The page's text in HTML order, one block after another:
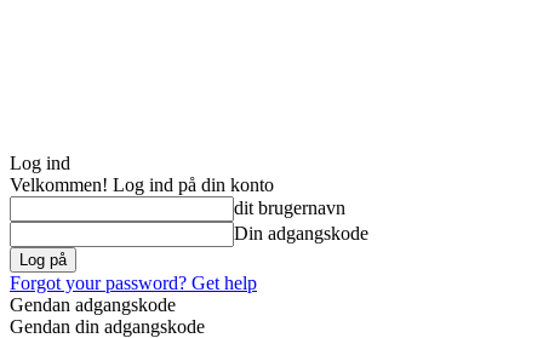
Log ind
Velkommen! Log ind på din konto
dit brugernavn
Din adgangskode
Forgot your password? Get help
Gendan adgangskode
Gendan din adgangskode